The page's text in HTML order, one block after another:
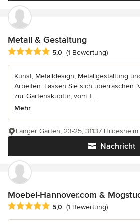
Metall & Gestaltung
Durchschnittliche Bewertung: 5 von 5
5,0 (1 Bewertung)
Kunst, Metalldesign, Metallgestaltung
Arbeiten. Lassen Sie sich überraschen.
zur Gartenskuptur, vom T...
Mehr
Nachricht
Langer Garten, 23-25, 31137 Hildesheim
Moebel-Hannover.com &
Durchschnittliche Bewertung: 5 von 5
5,0 (1 Bewertung)